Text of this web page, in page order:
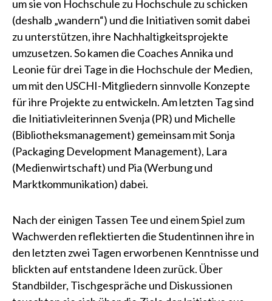
um sie von Hochschule zu Hochschule zu schicken
(deshalb „wandern“) und die Initiativen somit dabei
zu unterstützen, ihre Nachhaltigkeitsprojekte
umzusetzen. So kamen die Coaches Annika und
Leonie für drei Tage in die Hochschule der Medien,
um mit den USCHI-Mitgliedern sinnvolle Konzepte
für ihre Projekte zu entwickeln. Am letzten Tag sind
die Initiativleiterinnen Svenja (PR) und Michelle
(Bibliotheksmanagement) gemeinsam mit Sonja
(Packaging Development Management), Lara
(Medienwirtschaft) und Pia (Werbung und
Marktkommunikation) dabei.
Nach der einigen Tassen Tee und einem Spiel zum
Wachwerden reflektierten die Studentinnen ihre in
den letzten zwei Tagen erworbenen Kenntnisse und
blickten auf entstandene Ideen zurück. Über
Standbilder, Tischgespräche und Diskussionen